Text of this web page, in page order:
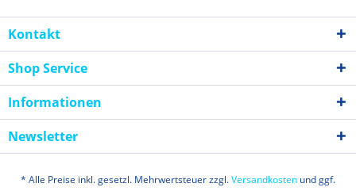
Kontakt
Shop Service
Informationen
Newsletter
* Alle Preise inkl. gesetzl. Mehrwertsteuer zzgl.Versandkosten und ggf.